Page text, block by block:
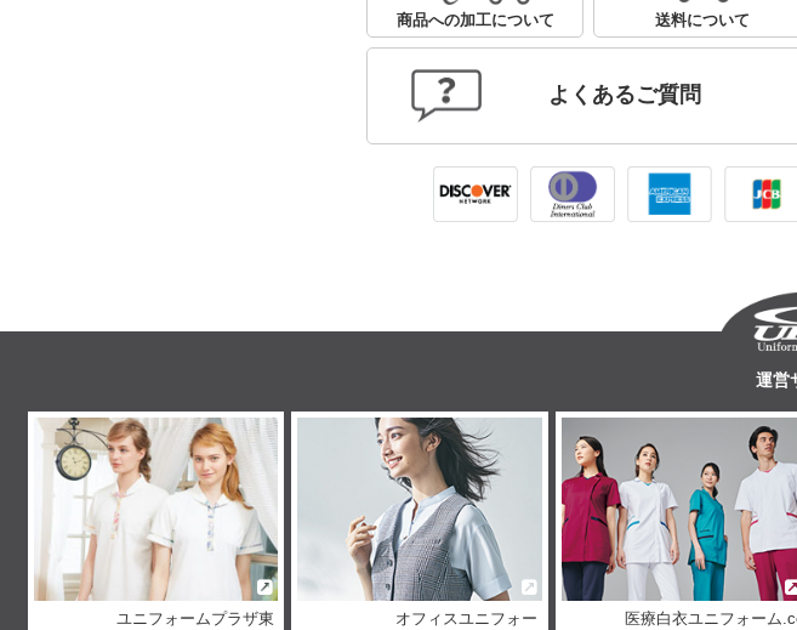
商品への加工について 送料について
よくあるご質問
運営
ユニフォームプラザ東
オフィスユニフォー
医療白衣ユニフォーム